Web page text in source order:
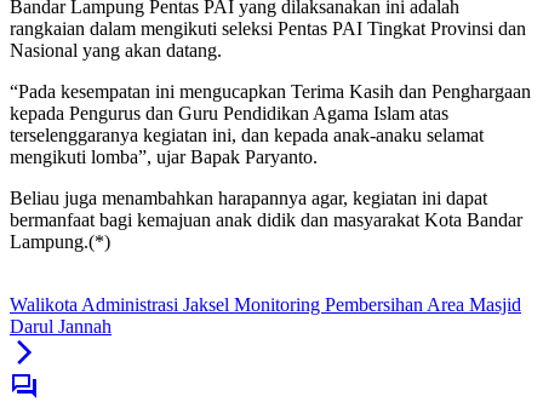
Bandar Lampung Pentas PAI yang dilaksanakan ini adalah
rangkaian dalam mengikuti seleksi Pentas PAI Tingkat Provinsi dan
Nasional yang akan datang.
“Pada kesempatan ini mengucapkan Terima Kasih dan Penghargaan
kepada Pengurus dan Guru Pendidikan Agama Islam atas
terselenggaranya kegiatan ini, dan kepada anak-anaku selamat
mengikuti lomba”, ujar Bapak Paryanto.
Beliau juga menambahkan harapannya agar, kegiatan ini dapat
bermanfaat bagi kemajuan anak didik dan masyarakat Kota Bandar
Lampung.(*)
Walikota Administrasi Jaksel Monitoring Pembersihan Area Masjid
Darul Jannah